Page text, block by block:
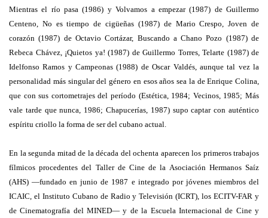
Mientras el río pasa (1986) y Volvamos a empezar (1987) de Guillermo
Centeno, No es tiempo de cigüeñas (1987) de Mario Crespo, Joven de
corazón (1987) de Octavio Cortázar, Buscando a Chano Pozo (1987) de
Rebeca Chávez, ¡Quietos ya! (1987) de Guillermo Torres, Telarte (1987) de
Idelfonso Ramos y Campeonas (1988) de Oscar Valdés, aunque tal vez la
personalidad más singular del género en esos años sea la de Enrique Colina,
que con sus cortometrajes del período (Estética, 1984; Vecinos, 1985; Más
vale tarde que nunca, 1986; Chapucerías, 1987) supo captar con auténtico
espíritu criollo la forma de ser del cubano actual.
En la segunda mitad de la década del ochenta aparecen los primeros trabajos
fílmicos procedentes del Taller de Cine de la Asociación Hermanos Saíz
(AHS) —fundado en junio de 1987 e integrado por jóvenes miembros del
ICAIC, el Instituto Cubano de Radio y Televisión (ICRT), los ECITV-FAR y
de Cinematografía del MINED— y de la Escuela Internacional de Cine y